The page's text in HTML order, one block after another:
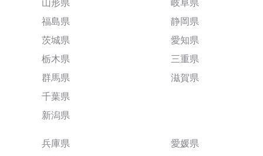
山形県
福島県
茨城県
栃木県
群馬県
千葉県
新潟県
岐阜県
静岡県
愛知県
三重県
滋賀県
兵庫県
愛媛県